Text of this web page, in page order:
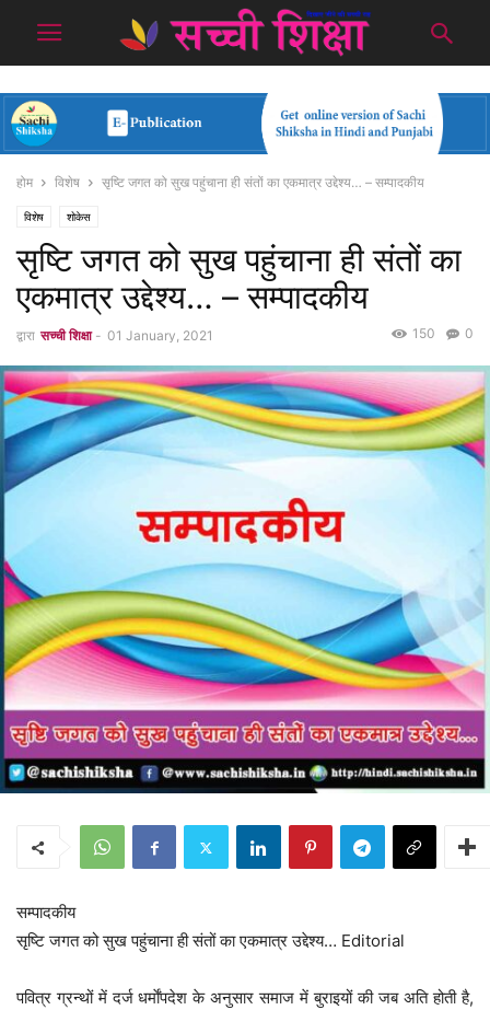
होम विशेष सृष्टि जगत को सुख पहुंचाना ही संतों का एकमात्र उद्देश्य… – सम्पादकीय
विशेष शोकेस
सृष्टि जगत को सुख पहुंचाना ही संतों का
एकमात्र उद्देश्य… – सम्पादकीय
द्वारा सच्ची शिक्षा - 01 January, 2021 0
150
सम्पादकीय
सृष्टि जगत को सुख पहुंचाना ही संतों का एकमात्र उद्देश्य… Editorial
पवित्र ग्रन्थों में दर्ज धर्माेंपदेश के अनुसार समाज में बुराइयों की जब अति होती है,